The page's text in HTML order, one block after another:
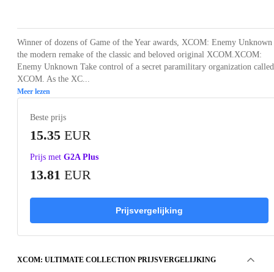
Winner of dozens of Game of the Year awards, XCOM: Enemy Unknown
the modern remake of the classic and beloved original XCOM.XCOM:
Enemy Unknown Take control of a secret paramilitary organization called
XCOM. As the XC...
Meer lezen
Beste prijs
15.35 EUR
Prijs met G2A Plus
13.81 EUR
Prijsvergelijking
XCOM: ULTIMATE COLLECTION PRIJSVERGELIJKING